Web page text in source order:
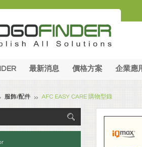
最新消息 價格方案 企業應
服飾/配件 AFC EASY CARE 購物型錄